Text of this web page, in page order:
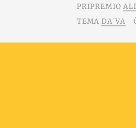
PRIPREMIO
TEMA DA'VA